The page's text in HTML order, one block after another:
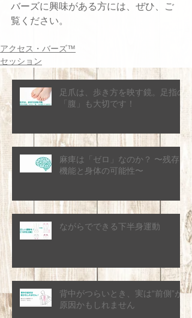
バーズに興味がある方には、ぜひ、ご
覧ください。
アクセス・バーズ™
セッション
足爪は、歩き方を映す鏡。足指の
「腹」も大切です！
麻痺は「ゼロ」なのか？ 〜残存
機能と身体の可能性〜
ながらでできる下半身運動
背中がつらいとき、実は“前側”が
原因かもしれません